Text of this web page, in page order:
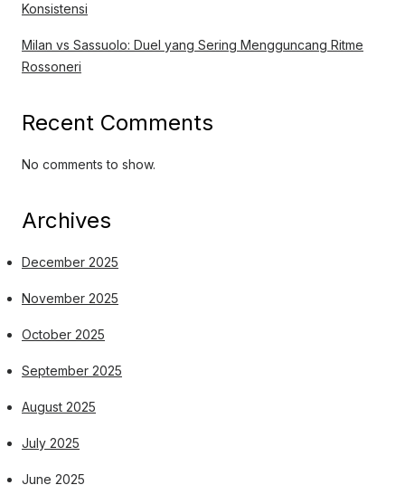
Konsistensi
Milan vs Sassuolo: Duel yang Sering Mengguncang Ritme
Rossoneri
Recent Comments
No comments to show.
Archives
December 2025
November 2025
October 2025
September 2025
August 2025
July 2025
June 2025